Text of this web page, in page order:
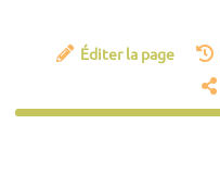
Éditer la page